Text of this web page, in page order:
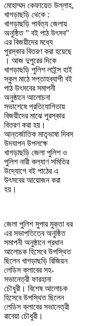
মোহাম্মদ কেফায়েত উল্লাহ,
খাগড়াছড়ি থেকে :
খাগড়াছড়ি পার্বত্য জেলায়
অনুষ্ঠিত ” বই পাঠ উৎসব”
এর বিজয়ীদের মধ্যে
পুরস্কার বিতরণ করা হয়েছে
। আজ দুপুরের দিকে
খাগড়াছড়ি পুলিশ লাইন্স হাই
স্কুল মাঠে সপ্তাহব্যাপী বই
পাঠ উৎসবের সমাপনী
অনুষ্ঠানে আলোচনা
সভাশেষে প্রতিযোগিতায়
বিজয়ীদের মাঝে পুরস্কার
বিতরণ করা হয়।
আন্তর্জাতিক মাতৃভাষা দিবস
উদযাপন উপলক্ষে
খাগড়াছড়ি জেলা পুলিশ ও
পুলিশ নারী কল্যাণ সমিতির
উদ্যোগে বই পাঠের এ
উৎসবের আয়োজন করা
হয়।
জেলা পুলিশ সুপার মুক্তা ধর
এর সভাপতিত্বে অনুষ্ঠিত
সমাপনী অনুষ্ঠানে প্রধান
আলোচক হিসেবে উপস্থিত
ছিলেন খাগড়াছড়ি রিজিয়ন
লেডিস ক্লাবের সহ-
সভানেত্রী ফারহানা
চৌধুরী। বিশেষ আলোচক
হিসেবে উপস্থিত ছিলেন
লেডিস ক্লাবের সভানেত্রী
রাবেয়া চৌধুরী।